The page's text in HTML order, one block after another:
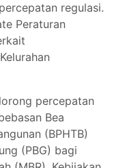
regulasi.
Peraturan
percepatan
Bea
(BPHTB)
(PBG) bagi